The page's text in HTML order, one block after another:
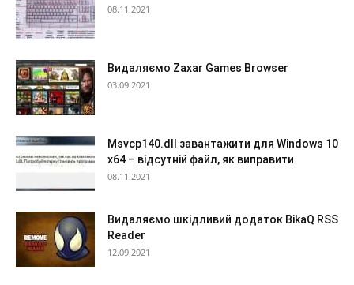
08.11.2021
Видаляємо Zaxar Games Browser
03.09.2021
Msvcp140.dll завантажити для Windows 10
x64 – відсутній файл, як виправити
08.11.2021
Видаляємо шкідливий додаток BikaQ RSS
Reader
12.09.2021